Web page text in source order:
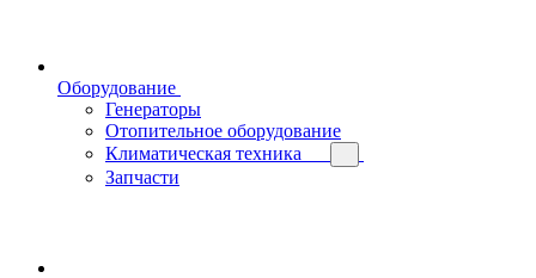
Оборудование
Генераторы
Отопительное оборудование
Климатическая техника
Запчасти